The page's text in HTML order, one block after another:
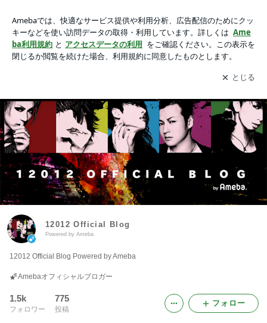
アプリをダウンロードして ブログの更新通知
を受け取りまし
ょう。
開く
12012 Official Blog
Powered by Ameba
12012 Official Blog Powered by Ameba
Amebaオフィシャルブロガー
1.5k
フォロワー
775
投稿
フォロー